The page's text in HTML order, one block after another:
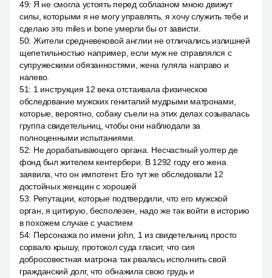
49: Я не смогла устоять перед соблазном мною движут
силы, которыми я не могу управлять, я хочу служить тебе и
сделаю это miles и bone умерли бы от зависти.
50: Жители средневековой англии не отличались излишней
щепетильностью например, если муж не справлялся с
супружескими обязанностями, жена гуляла направо и
налево.
51: 1 инструкция 12 века отстаивала физическое
обследование мужских гениталий мудрыми матронами,
которые, вероятно, собаку съели на этих делах созывалась
группа свидетельниц, чтобы они наблюдали за
полноценными испытаниями.
52: Не дорабатывающего органа. Несчастный уолтер де
фонд был жителем кентербери. В 1292 году его жена
заявила, что он импотент. Его тут же обследовали 12
достойных женщин с хорошей
53: Репутации, которые подтвердили, что его мужской
орган, я цитирую, бесполезен, надо же так войти в историю
в похожем случае с участием
54: Персонажа по имени john, 1 из свидетельниц просто
сорвало крышу, протокол суда гласит, что сия
добросовестная матрона так рвалась исполнить свой
гражданский долг, что обнажила свою грудь и